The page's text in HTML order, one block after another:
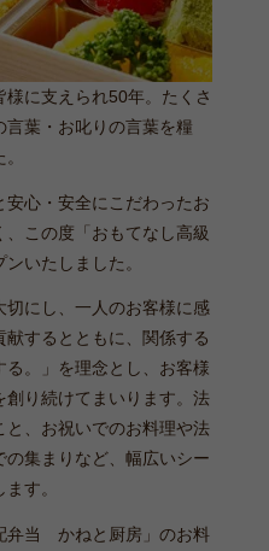
に支えられ50年。たくさ
葉・お叱りの言葉を糧
心・安全にこだわったお
この度「おもてなし高級
いたしました。
にし、一人のお客様に感
するとともに、関係する
。」を理念とし、お客様
り続けてまいります。法
、お祝いでのお料理や法
集まりなど、幅広いシー
す。
弁当 かねと厨房」のお料